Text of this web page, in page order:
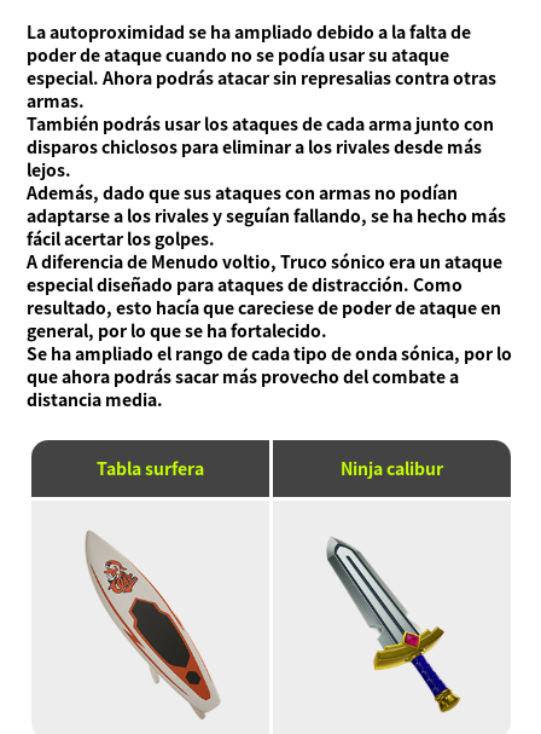
La autoproximidad se ha ampliado debido a la falta de
poder de ataque cuando no se podía usar su ataque
especial. Ahora podrás atacar sin represalias contra otras
armas.
También podrás usar los ataques de cada arma junto con
disparos chiclosos para eliminar a los rivales desde más
lejos.
Además, dado que sus ataques con armas no podían
adaptarse a los rivales y seguían fallando, se ha hecho más
fácil acertar los golpes.
A diferencia de Menudo voltio, Truco sónico era un ataque
especial diseñado para ataques de distracción. Como
resultado, esto hacía que careciese de poder de ataque en
general, por lo que se ha fortalecido.
Se ha ampliado el rango de cada tipo de onda sónica, por lo
que ahora podrás sacar más provecho del combate a
distancia media.
Tabla surfera Ninja calibur